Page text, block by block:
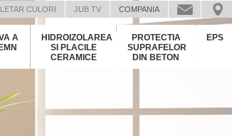
CULORI JUB TV
COMPANIA
A
HIDROIZOLAREA
SI PLACILE
CERAMICE
PROTECTIA
SUPRAFELOR
DIN BETON
EPS